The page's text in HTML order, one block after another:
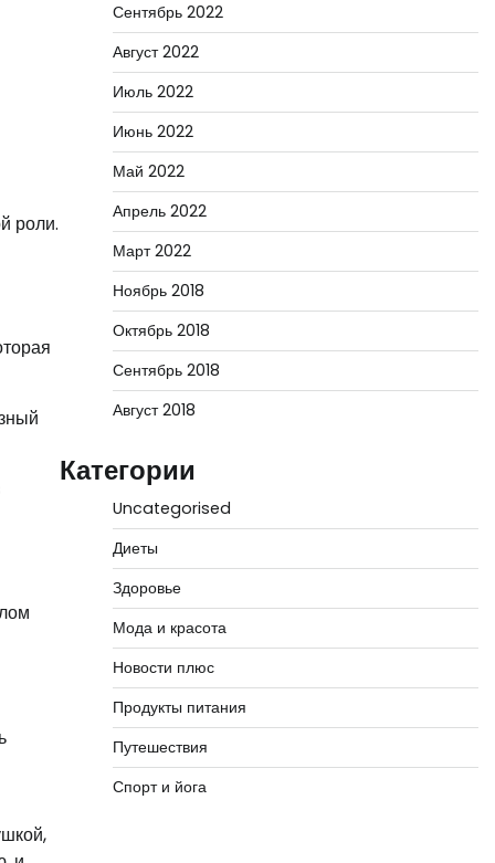
роли.
Сентябрь 2022
Август 2022
Июль 2022
Июнь 2022
Май 2022
Апрель 2022
Март 2022
Ноябрь 2018
Октябрь 2018
Сентябрь 2018
Август 2018
Категории
Uncategorised
Диеты
Здоровье
Мода и красота
Новости плюс
Продукты питания
Путешествия
Спорт и йога